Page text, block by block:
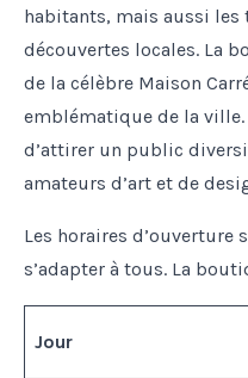
habitants, mais aussi les
découvertes locales. La
de la célèbre Maison
emblématique de la
d’attirer un public
amateurs d’art et de
Les horaires d’ouverture
s’adapter à tous. La
Jour